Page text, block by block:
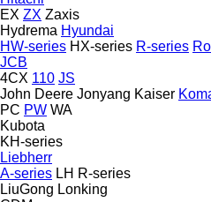
EX ZX Zaxis
Hydrema Hyundai
HW-series HX-series R-series
JCB
4CX 110 JS
John Deere Jonyang Kaiser
PC PW WA
Kubota
KH-series
Liebherr
A-series LH R-series
LiuGong Lonking